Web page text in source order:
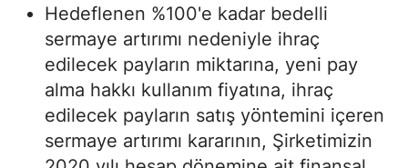
Hedeflenen %100'e kadar bedelli
sermaye artırımı nedeniyle ihraç
edilecek payların miktarına, yeni pay
alma hakkı kullanım fiyatına, ihraç
edilecek payların satış yöntemini içeren
sermaye artırımı kararının, Şirketimizin